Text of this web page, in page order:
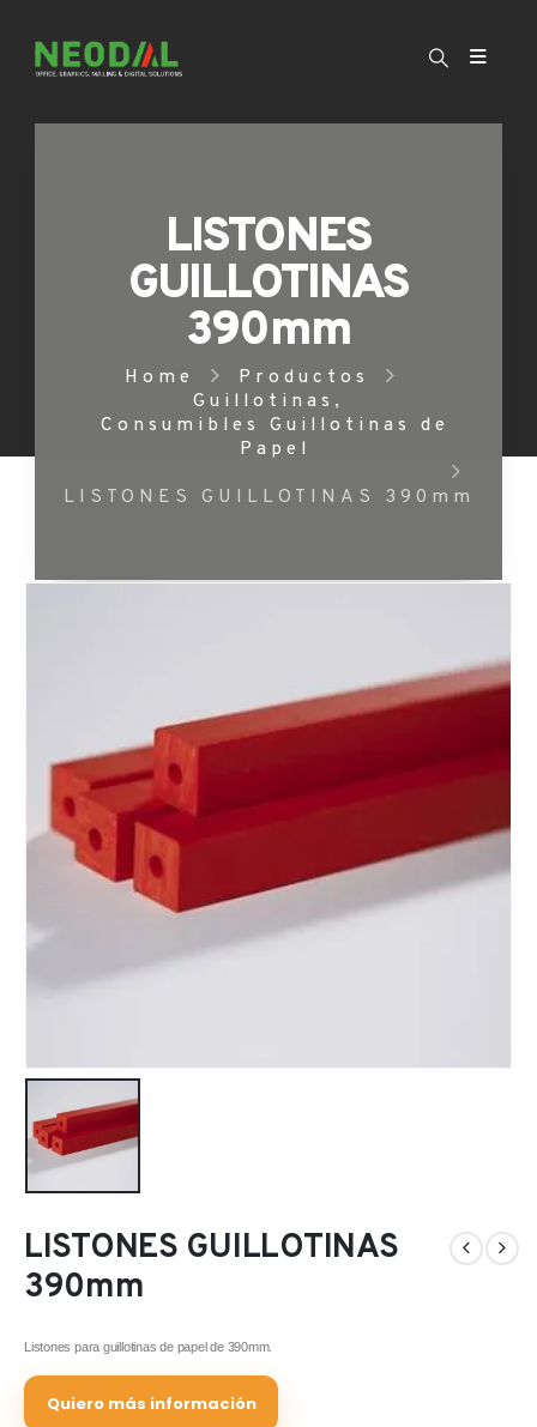
LISTONES
GUILLOTINAS
390mm
Home
Productos
Guillotinas ,
Consumibles Guillotinas de
Papel
LISTONES GUILLOTINAS 390mm
LISTONES GUILLOTINAS
390mm
Listones para guillotinas de papel de 390mm.
Quiero más información